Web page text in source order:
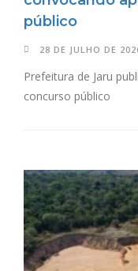
público
28 DE JULHO DE
Prefeitura de Jaru
concurso público